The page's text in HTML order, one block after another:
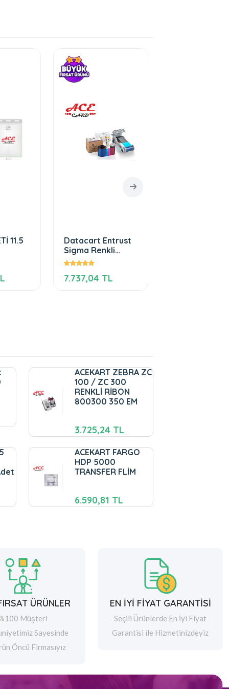
11.5
Datacart Entrust
Sigma Renkli
Ribon 500 Baskı
7.737,04 TL
ACEKART ZEBRA ZC
100 / ZC 300
RENKLİ RİBON
800300 350 EM
3.725,24 TL
ACEKART FARGO
HDP 5000
TRANSFER FLİM
6.590,81 TL
ÜRÜNLER
Müşteri
Sayesinde
Öncü Firmasıyız
EN İYİ FİYAT GARANTİSİ
Seçili Ürünlerde En İyi Fiyat
Garantisi ile Hizmetinizdeyiz